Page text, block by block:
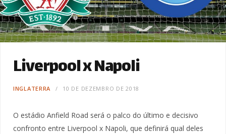
Liverpool x Napoli
INGLATERRA 10 DE DEZEMBRO DE 2018
O estádio Anfield Road será o palco do último e decisivo
confronto entre Liverpool x Napoli, que definirá qual deles